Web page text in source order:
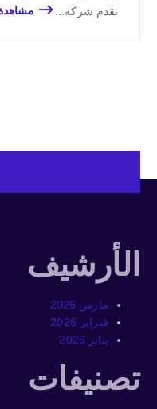
تقدم شركة...
الأرشيف
مارس 2026
فبراير 2026
يناير 2026
تصنيفات